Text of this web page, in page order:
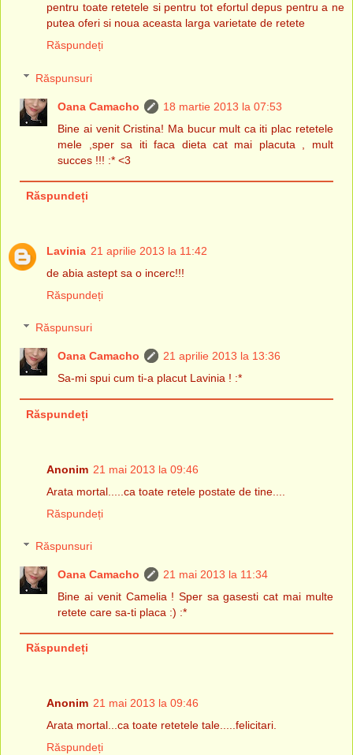
pentru toate retetele si pentru tot efortul depus pentru a ne
putea oferi si noua aceasta larga varietate de retete
Răspundeți
Răspunsuri
Oana Camacho
18 martie 2013 la 07:53
Bine ai venit Cristina! Ma bucur mult ca iti plac retetele
mele ,sper sa iti faca dieta cat mai placuta , mult
succes !!! :* <3
Răspundeți
Lavinia 21 aprilie 2013 la 11:42
de abia astept sa o incerc!!!
Răspundeți
Răspunsuri
Oana Camacho
21 aprilie 2013 la 13:36
Sa-mi spui cum ti-a placut Lavinia ! :*
Răspundeți
Anonim 21 mai 2013 la 09:46
Arata mortal.....ca toate retele postate de tine....
Răspundeți
Răspunsuri
Oana Camacho
21 mai 2013 la 11:34
Bine ai venit Camelia ! Sper sa gasesti cat mai multe
retete care sa-ti placa :) :*
Răspundeți
Anonim 21 mai 2013 la 09:46
Arata mortal...ca toate retetele tale.....felicitari.
Răspundeți